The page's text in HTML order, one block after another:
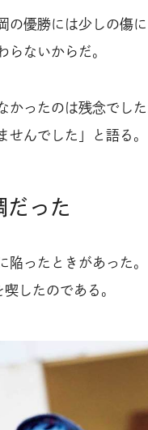
の優勝には少しの傷
ないからだ。
かったのは残念でし
せんでした」と語る。
だった
陥ったときがあった
したのである。